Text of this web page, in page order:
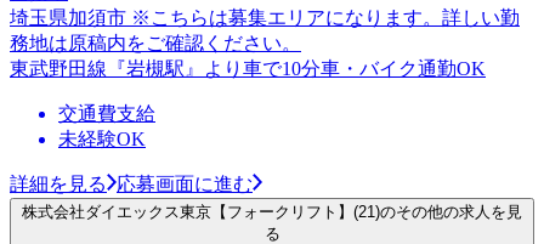
埼玉県加須市 ※こちらは募集エリアになります。詳しい勤
務地は原稿内をご確認ください。
東武野田線『岩槻駅』より車で10分車・バイク通勤OK
交通費支給
未経験OK
詳細を見る 応募画面に進む
株式会社ダイエックス東京【フォークリフト】(21)のその他の求人を見
る